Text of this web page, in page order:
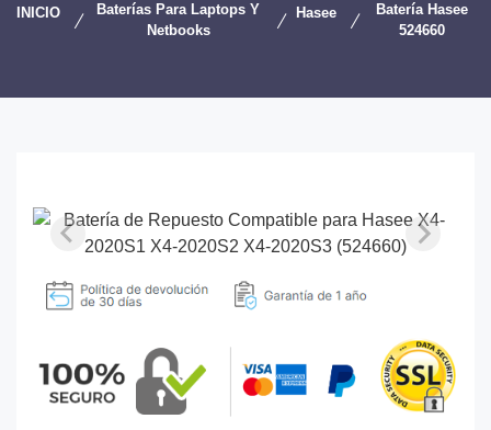
INICIO
Baterías Para Laptops Y
Netbooks
Hasee
Batería Hasee
524660